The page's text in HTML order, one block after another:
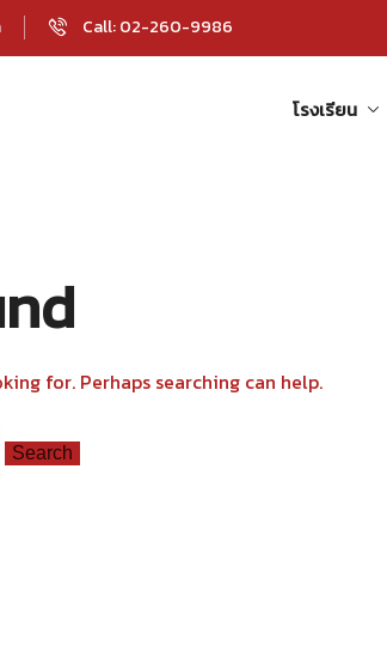
Call: 02-260-9986
โรงเรียน
for. Perhaps searching can help.